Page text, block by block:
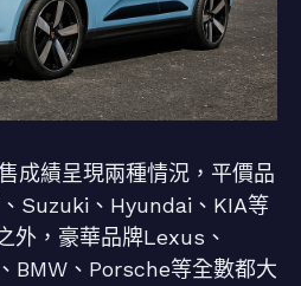
成績呈現兩種情況，平價品
Suzuki、Hyundai、KIA等
外，豪華品牌Lexus、
BMW、Porsche等全數都大